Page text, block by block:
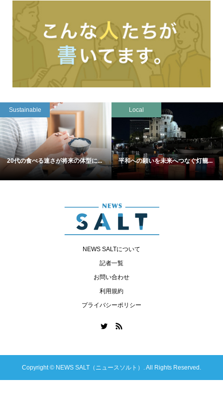
Sustainable
20代の食べる速さが将来の体型に...
Local
平和への願いを未来へつなぐ灯籠...
NEWS SALTについて
記者一覧
お問い合わせ
利用規約
プライバシーポリシー
Copyright © NEWS SALT（ニュースソルト）. All Rights Reserved.